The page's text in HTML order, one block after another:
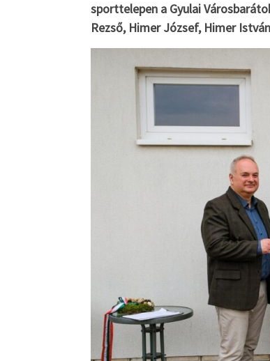
sporttelepen a Gyulai
Rezső, Himer József, Himer